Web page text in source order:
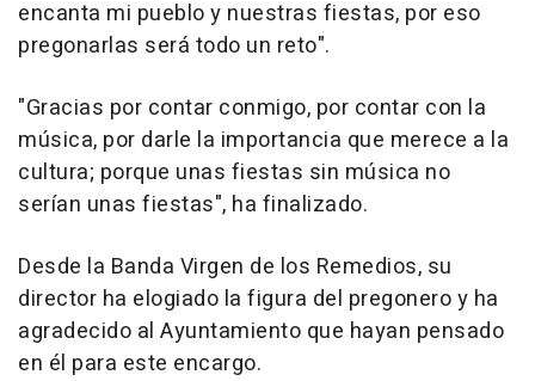
encanta mi pueblo y nuestras fiestas, por eso
pregonarlas será todo un reto".
"Gracias por contar conmigo, por contar con la
música, por darle la importancia que merece a la
cultura; porque unas fiestas sin música no
serían unas fiestas", ha finalizado.
Desde la Banda Virgen de los Remedios, su
director ha elogiado la figura del pregonero y ha
agradecido al Ayuntamiento que hayan pensado
en él para este encargo.